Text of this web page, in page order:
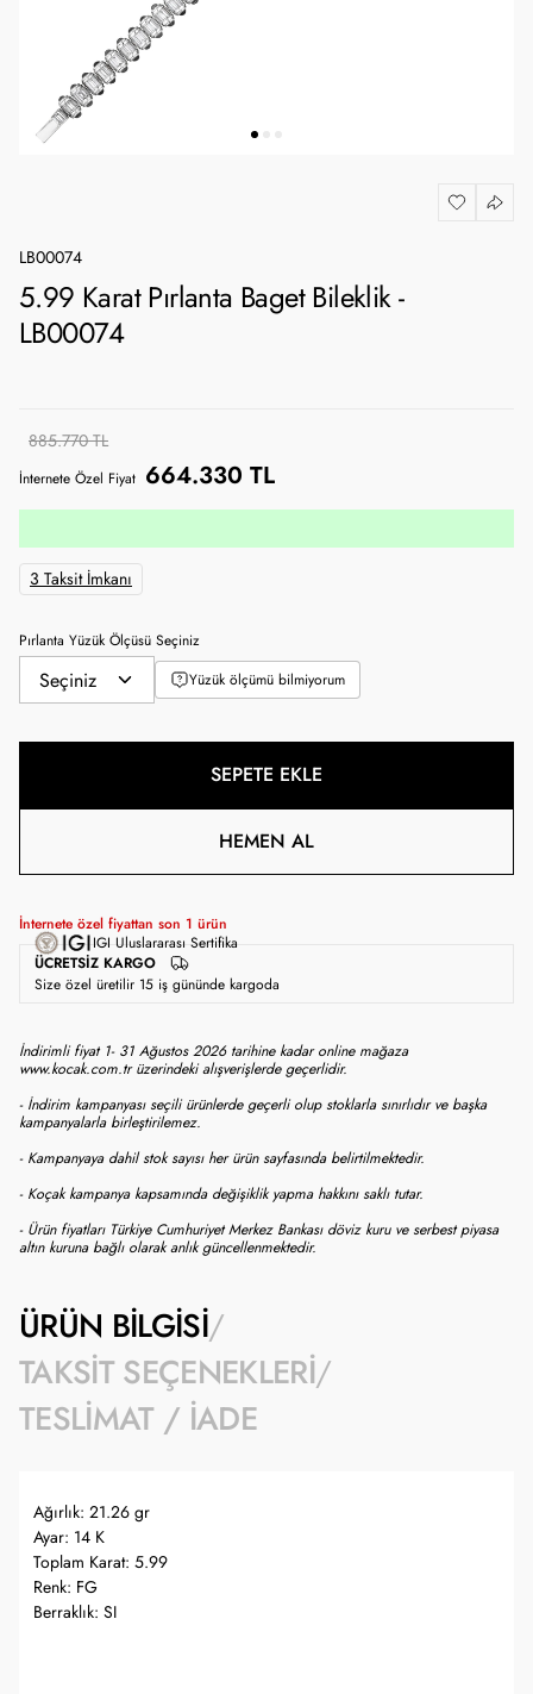
LB00074
5.99 Karat Pırlanta Baget Bileklik -
LB00074
885.770 TL
İnternete Özel Fiyat 664.330 TL
3 Taksit İmkanı
Pırlanta Yüzük Ölçüsü Seçiniz
Yüzük ölçümü bilmiyorum
SEPETE EKLE
HEMEN AL
İnternete özel fiyattan son 1 ürün
ÜCRETSIZ KARGO
IGI Uluslararası Sertifika
Size özel üretilir 15 iş gününde kargoda
İndirimli fiyat 1- 31 Ağustos 2026 tarihine kadar online mağaza
www.kocak.com.tr üzerindeki alışverişlerde geçerlidir.
- İndirim kampanyası seçili ürünlerde geçerli olup stoklarla sınırlıdır ve başka
kampanyalarla birleştirilemez.
- Kampanyaya dahil stok sayısı her ürün sayfasında belirtilmektedir.
- Koçak kampanya kapsamında değişiklik yapma hakkını saklı tutar.
- Ürün fiyatları Türkiye Cumhuriyet Merkez Bankası döviz kuru ve serbest piyasa
altın kuruna bağlı olarak anlık güncellenmektedir.
ÜRÜN BILGISI
TAKSIT SEÇENEKLERI
TESLIMAT / İADE
Ağırlık: 21.26 gr
Ayar: 14 K
Toplam Karat: 5.99
Renk: FG
Berraklık: SI